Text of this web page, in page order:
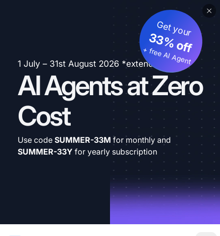
1 July – 31st August 2026 *extended
AI Agents at Zero
Cost
Get your
33% off
+ free AI Agent
Use code SUMMER-33M for monthly and
SUMMER-33Y for yearly subscription